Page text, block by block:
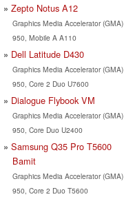
Zepto Notus A12
Graphics Media Accelerator (GMA)
950, Mobile A A110
Dell Latitude D430
Graphics Media Accelerator (GMA)
950, Core 2 Duo U7600
Dialogue Flybook VM
Graphics Media Accelerator (GMA)
950, Core Duo U2400
Samsung Q35 Pro T5600
Bamit
Graphics Media Accelerator (GMA)
950, Core 2 Duo T5600